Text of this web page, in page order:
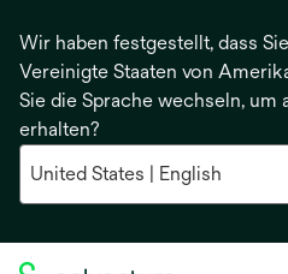
Wir haben festgestellt, dass
Vereinigte Staaten von
Sie die Sprache wechseln, um
erhalten?